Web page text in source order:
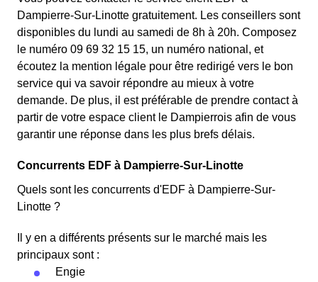
Dampierre-Sur-Linotte gratuitement. Les conseillers sont
disponibles du lundi au samedi de 8h à 20h. Composez
le numéro 09 69 32 15 15, un numéro national, et
écoutez la mention légale pour être redirigé vers le bon
service qui va savoir répondre au mieux à votre
demande. De plus, il est préférable de prendre contact à
partir de votre espace client le Dampierrois afin de vous
garantir une réponse dans les plus brefs délais.
Concurrents EDF à Dampierre-Sur-Linotte
Quels sont les concurrents d'EDF à Dampierre-Sur-
Linotte ?
Il y en a différents présents sur le marché mais les
principaux sont :
Engie